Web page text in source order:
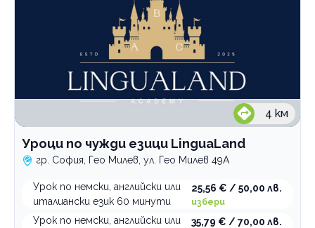
4 км
Уроци по чужди езици LinguaLand
гр. София, Гео Милев, ул. Гео Милев 49А
Урок по немски, английски или
италиански език 60 минути
25,56 € / 50,00 лв.
избери
Урок по немски, английски или
35,79 € / 70,00 лв.